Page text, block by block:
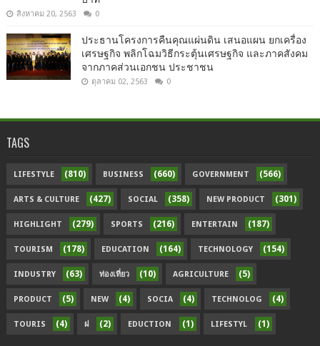
สิงหาคม 20, 2563 0
ประธานโครงการคืนคุณแผ่นดิน เสนอแผน ยกเครื่อง
เศรษฐกิจ พลิกโฉมวิธีกระตุ้นเศรษฐกิจ และภาคสังคม
จากภาคส่วนเอกชน ประชาชน
ตุลาคม 02, 2563 0
TAGS
LIFESTYLE (810) BUSINESS (660) GOVERNMENT (566)
ARTS & CULTURE (427) SOCIAL (358) NEW PRODUCT (301)
HIGHLIGHT (279) SPORTS (216) ENTERTAIN (187)
TOURISM (178) EDUCATION (164) TECHNOLOGY (154)
INDUSTRY (63) ท่องเที่ยว (10) AGRICULTURE (5)
PRODUCT (5) NEW (4) SOCIA (4) TECHNOLOG (4)
TOURIS (4) ฝ (2) EDUCTION (1) LIFESTYL (1)